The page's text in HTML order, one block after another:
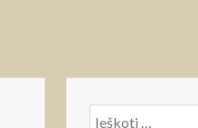
Ieškoti: